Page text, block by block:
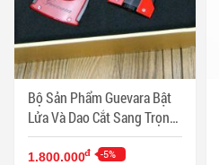
Bộ Sản Phẩm Guevara Bật
Lửa Và Dao Cắt Sang Trọng
Màu Đỏ - Mã SP: PKXG336
1.800.000đ -5%